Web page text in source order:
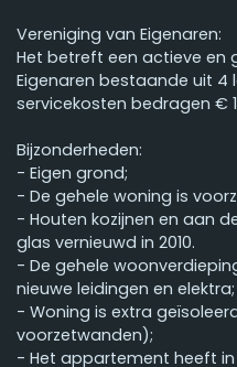
Vereniging van Eigenaren:
Het betreft een actieve en
Eigenaren bestaande uit 4
servicekosten bedragen €
Bijzonderheden:
- Eigen grond;
- De gehele woning is
- Houten kozijnen en aan
glas vernieuwd in 2010.
- De gehele
nieuwe leidingen en elektra;
- Woning is extra
voorzetwanden);
- Het appartement heeft